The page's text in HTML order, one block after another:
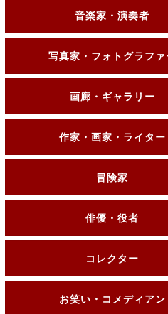
音楽家・演奏者
写真家・フォトグラファ
画廊・ギャラリー
作家・画家・ライター
冒険家
俳優・役者
コレクター
お笑い・コメディアン